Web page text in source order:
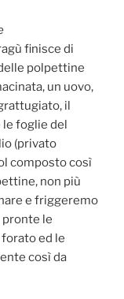
finisce di
polpettine
un uovo,
il
le foglie del
(privato
composto così
non più
e friggeremo
pronte le
ed le
così da